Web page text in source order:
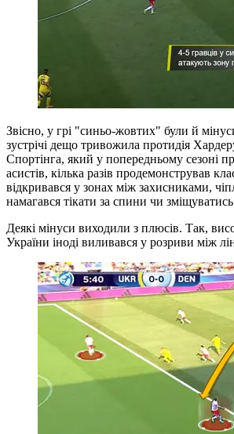
Звісно, у грі "синьо-жовтих" були й
зустрічі дещо тривожила протидія
Спортінга, який у попередньому сезоні
асистів, кілька разів продемонстрував
відкривався у зонах між захисниками,
намагався тікати за спини чи
Деякі мінуси виходили з плюсів. Так,
України іноді виливався у розриви між